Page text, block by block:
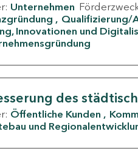
Unternehmen
Qualifizierung/
Innovationen und
des
Öffentliche Kunden
und